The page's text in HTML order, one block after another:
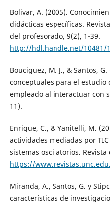
Bolivar, A. (2005).
didácticas específicas.
del profesorado, 9(2), 1-39.
http://hdl.handle.net/10481/
Bouciguez, M. J., & Santos,
conceptuales para el estudio
empleado al interactuar con
11).
Enrique, C., & Yanitelli, M.
actividades mediadas por
sistemas oscilatorios. Revista
https://
Miranda, A., Santos, G. y
características de